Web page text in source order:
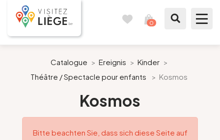
0
Wie ein Bürger von Lüttich
Meinen Aufenthalt vorbereiten
Unsere Vorschläge
Catalogue > Ereignis > Kinder >
Théâtre / Spectacle pour enfants
> Kosmos
Kosmos
Bitte beachten Sie, dass sich diese Seite auf